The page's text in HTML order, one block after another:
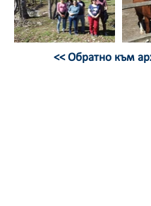
<< Обратно към